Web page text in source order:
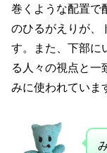
巻くような配置で
のひるがえりが、
す。また、下部に
る人々の視点と一
みに使われていま